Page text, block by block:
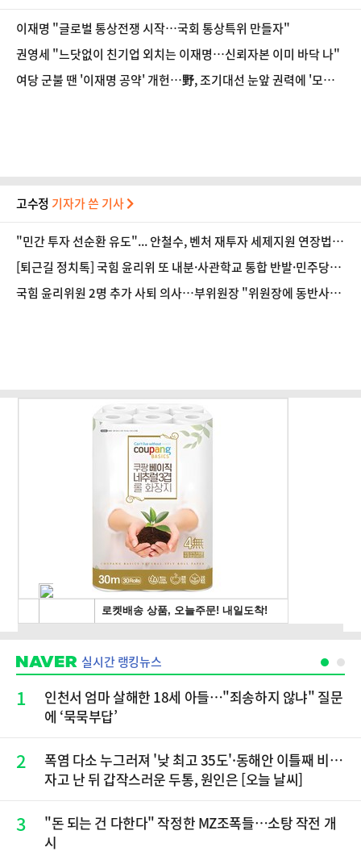
이재명 "글로벌 통상전쟁 시작…국회 통상특위 만들자"
권영세 "느닷없이 친기업 외치는 이재명…신뢰자본 이미 바닥 나"
여당 군불 땐 '이재명 공약' 개헌…野, 조기대선 눈앞 권력에 '모르
고수정 기자가 쓴 기사
​"민간 투자 선순환 유도"... 안철수, 벤처 재투자 세제지원 연장법
발의
[퇴근길 정치톡] 국힘 윤리위 또 내분·사관학교 통합 반발·민주당
'주석야청' 설전
국힘 윤리위원 2명 추가 사퇴 의사…부위원장 "위원장에 동반사퇴
실시간 랭킹뉴스
1
인천서 엄마 살해한 18세 아들…"죄송하지 않냐" 질문
에 ‘묵묵부답’
2
폭염 다소 누그러져 '낮 최고 35도'·동해안 이틀째 비…
자고 난 뒤 갑작스러운 두통, 원인은 [오늘 날씨]
3
"돈 되는 건 다한다" 작정한 MZ조폭들…소탕 작전 개
시